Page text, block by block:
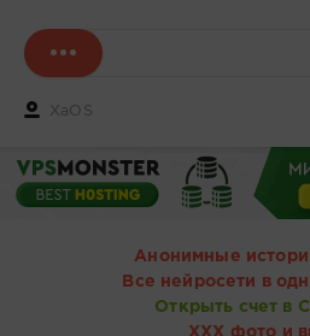
XaOS
Анонимные
Все нейросети в
Открыть счет в
ХХХ фото и